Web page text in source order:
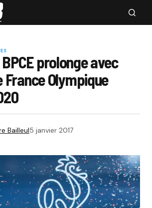
prolonge avec
France Olympique
Bailleul5 janvier 2017